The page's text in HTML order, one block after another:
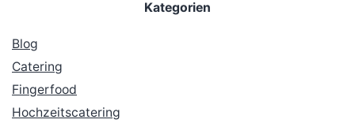
Kategorien
Blog
Catering
Fingerfood
Hochzeitscatering